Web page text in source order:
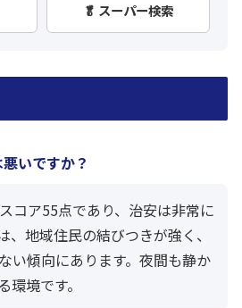
🥬 スーパー検索
いですか？
コア55点であり、治安は非常に
、地域住民の結びつきが強く、
い傾向にあります。夜間も静か
境です。